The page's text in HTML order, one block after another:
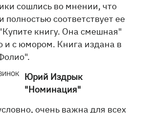
сошлись во мнении, что
полностью соответствует ее
книгу. Она смешная"
и с юмором. Книга издана в
Юрий Издрык
"Номинация"
очень важна для всех